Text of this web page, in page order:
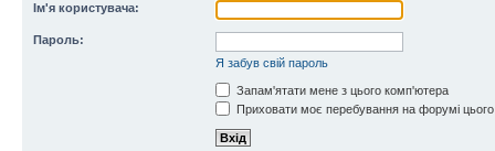
Ім'я користувача:
Пароль:
Я забув свій пароль
Запам'ятати мене з цього комп'ютера
Приховати моє перебування на форумі